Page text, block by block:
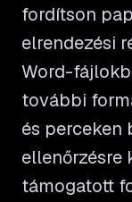
fordítson
elrendezési
Word-
további
és perceken
ellenőrzésre
támogatott